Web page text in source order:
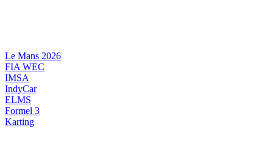
Le Mans 2026
FIA WEC
IMSA
IndyCar
ELMS
Formel 3
Karting